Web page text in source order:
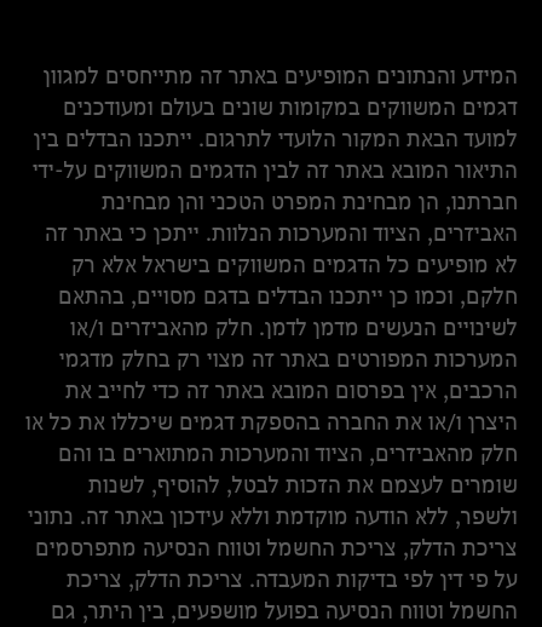
המידע והנתונים המופיעים באתר זה מתייחסים למגוון
דגמים המשווקים במקומות שונים בעולם ומעודכנים
למועד הבאת המקור הלועדי לתרגום. ייתכנו הבדלים בין
התיאור המובא באתר זה לבין הדגמים המשווקים על-ידי
חברתנו, הן מבחינת המפרט הטכני והן מבחינת
האביזרים, הציוד והמערכות הנלוות. ייתכן כי באתר זה
לא מופיעים כל הדגמים המשווקים בישראל אלא רק
חלקם, וכמו כן ייתכנו הבדלים בדגם מסויים, בהתאם
לשינויים הנעשים מדמן לדמן. חלק מהאביזרים ו/או
המערכות המפורטים באתר זה מצוי רק בחלק מדגמי
הרכבים, אין בפרסום המובא באתר זה כדי לחייב את
היצרן ו/או את החברה בהספקת דגמים שיכללו את כל או
חלק מהאביזרים, הציוד והמערכות המתוארים בו והם
שומרים לעצמם את הזכות לבטל, להוסיף, לשנות
ולשפר, ללא הודעה מוקדמת וללא עידכון באתר זה. נתוני
צריכת הדלק, צריכת החשמל וטווח הנסיעה מתפרסמים
על פי דין לפי בדיקות המעבדה. צריכת הדלק, צריכת
החשמל וטווח הנסיעה בפועל מושפעים, בין היתר, גם